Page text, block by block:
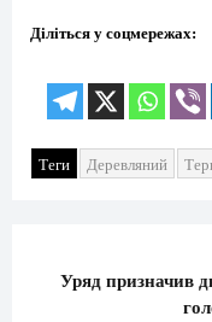
Діліться у соцмережах:
Теги Деревляний
Уряд призначив